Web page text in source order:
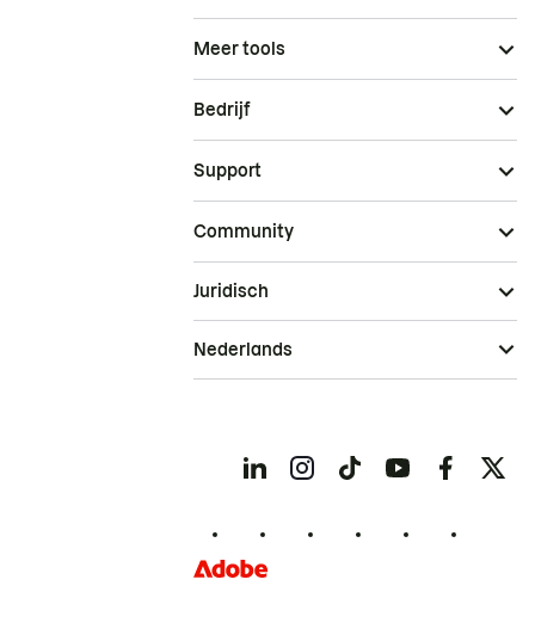
Meer tools
Bedrijf
Support
Community
Juridisch
Nederlands